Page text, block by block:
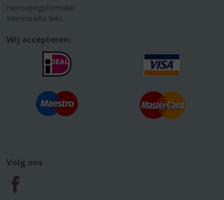
Herroepingsformulier
Interessante links
Wij accepteren:
Volg ons
F